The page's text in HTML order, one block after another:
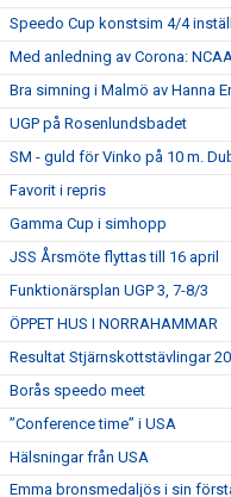
Speedo Cup konstsim 4/4
Med anledning av Corona:
Bra simning i Malmö av Hanna
UGP på Rosenlundsbadet
SM - guld för Vinko på 10 m.
Favorit i repris
Gamma Cup i simhopp
JSS Årsmöte flyttas till 16 april
Funktionärsplan UGP 3, 7-8/3
ÖPPET HUS I NORRAHAMMAR
Resultat Stjärnskottstävlingar
Borås speedo meet
”Conference time” i USA
Hälsningar från USA
Emma bronsmedaljös i sin